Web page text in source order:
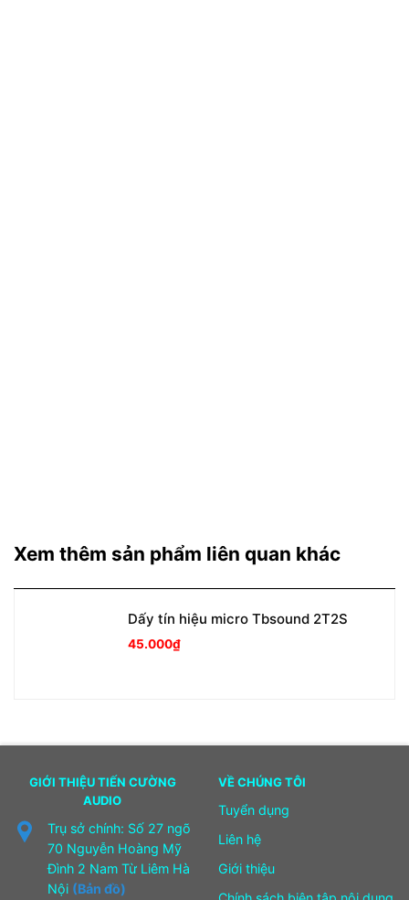
Xem thêm sản phẩm liên quan khác
Dấy tín hiệu micro Tbsound 2T2S
45.000₫
GIỚI THIỆU TIẾN CƯỜNG
AUDIO
Trụ sở chính: Số 27 ngõ
70 Nguyễn Hoàng Mỹ
Đình 2 Nam Từ Liêm Hà
Nội (Bản đồ)
VỀ CHÚNG TÔI
Tuyển dụng
Liên hệ
Giới thiệu